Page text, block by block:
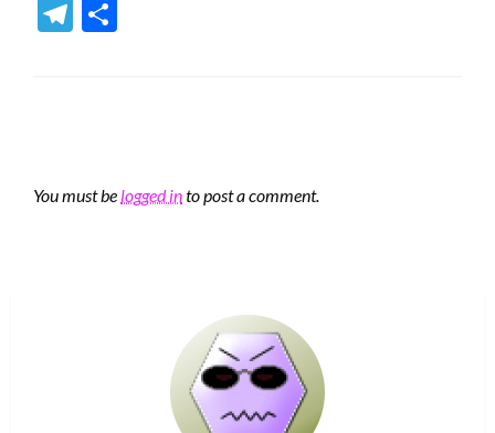
Telegram
You must be logged into post a comment.